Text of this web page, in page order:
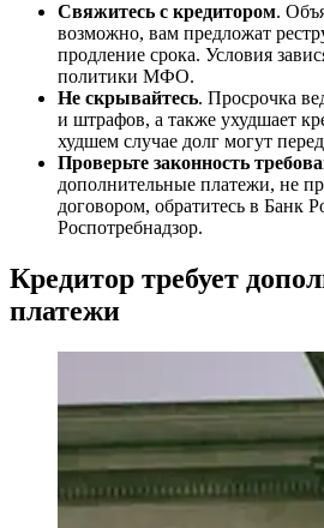
Свяжитесь с кредитором.
возможно, вам предложат
продление срока. Условия
политики МФО.
Не скрывайтесь. Просрочка
и штрафов, а также ухудшает
худшем случае долг могут
Проверьте законность
дополнительные платежи, не
договором, обратитесь в Банк
Роспотребнадзор.
Кредитор требует
платежи